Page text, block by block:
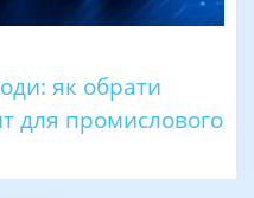
як обрати
для промислового